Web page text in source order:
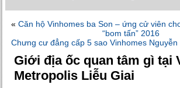
« Căn hộ Vinhomes ba Son – ứng cử viên
“bom tấn” 2016
Chưng cư đẳng cấp 5 sao Vinhomes
Giới địa ốc quan tâm gì tại
Metropolis Liễu Giai